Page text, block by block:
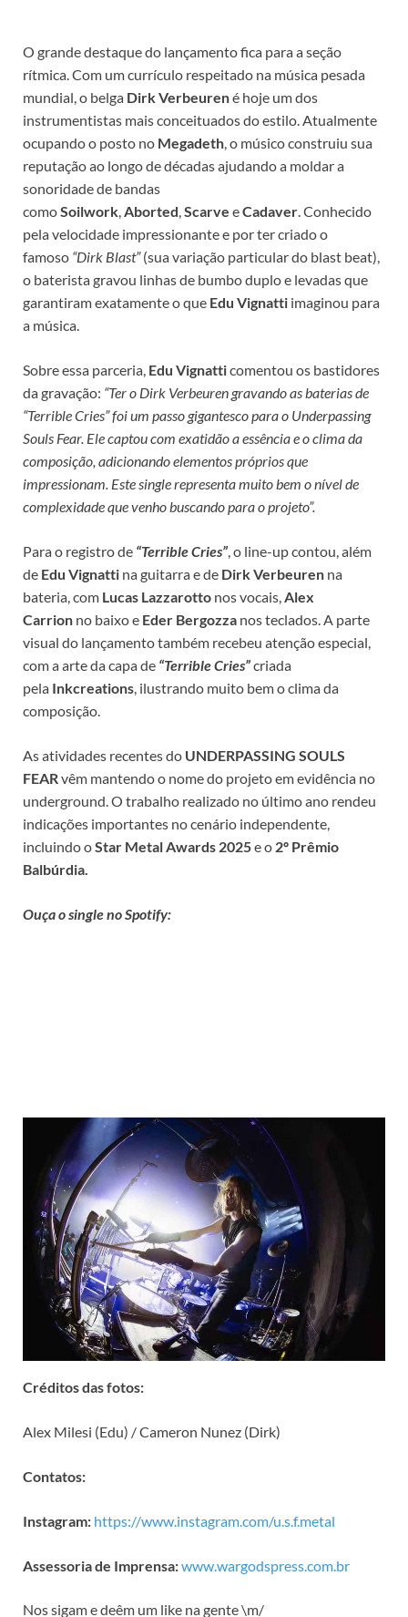
O grande destaque do lançamento fica para a seção
rítmica. Com um currículo respeitado na música pesada
mundial, o belga Dirk Verbeurené hoje um dos
instrumentistas mais conceituados do estilo. Atualmente
ocupando o posto no Megadeth, o músico construiu sua
reputação ao longo de décadas ajudando a moldar a
sonoridade de bandas
comoSoilwork,Aborted,Scarve eCadaver. Conhecido
pela velocidade impressionante e por ter criado o
famoso “Dirk Blast”(sua variação particular do blast beat),
o baterista gravou linhas de bumbo duplo e levadas que
garantiram exatamente o que Edu Vignatti imaginou para
a música.
Sobre essa parceria, Edu Vignatticomentou os bastidores
da gravação: “Ter o Dirk Verbeuren gravando as baterias de
“Terrible Cries” foi um passo gigantesco para o Underpassing
Souls Fear. Ele captou com exatidão a essência e o clima da
composição, adicionando elementos próprios que
impressionam. Este single representa muito bem o nível de
complexidade que venho buscando para o projeto”.
Para o registro de “Terrible Cries”, o line-up contou, além
de Edu Vignatti na guitarra e de Dirk Verbeuren na
bateria, com Lucas Lazzarotto nos vocais,Alex
Carrion no baixo e Eder Bergozza nos teclados. A parte
visual do lançamento também recebeu atenção especial,
com a arte da capa de “Terrible Cries”criada
pela Inkcreations, ilustrando muito bem o clima da
composição.
As atividades recentes do UNDERPASSING SOULS
FEARvêm mantendo o nome do projeto em evidência no
underground. O trabalho realizado no último ano rendeu
indicações importantes no cenário independente,
incluindo oStar Metal Awards 2025e o 2º Prêmio
Balbúrdia.
Ouça o single no Spotify:
Créditos das fotos:
Alex Milesi (Edu) / Cameron Nunez (Dirk)
Contatos:
Instagram: https://www.instagram.com/u.s.f.metal
Assessoria de Imprensa:www.wargodspress.com.br
Nos sigam e deêm um like na gente \m/